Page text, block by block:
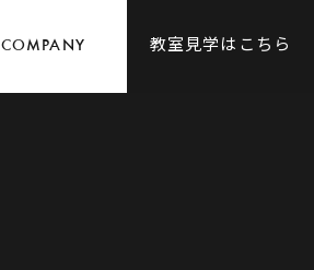
COMPANY 教室見学はこちら